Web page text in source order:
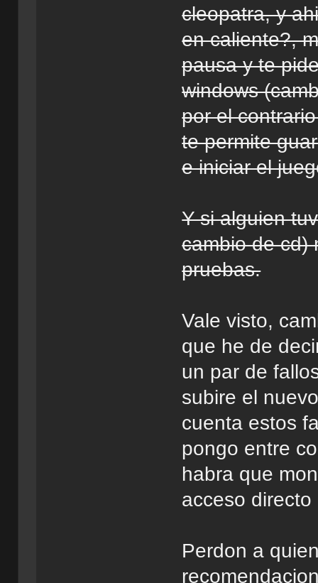
cleopatra, y
en caliente?,
pausa y te
windows
por el
te permite
e iniciar el
Y si alguien
cambio de cd)
pruebas.
Vale visto,
que he de
un par de
subire el
cuenta estos
pongo entre
habra que
acceso
Perdon a